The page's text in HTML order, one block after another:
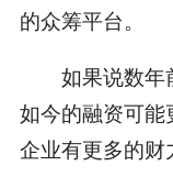
的众筹平台。
如果说数年
如今的融资可
企业有更多的财